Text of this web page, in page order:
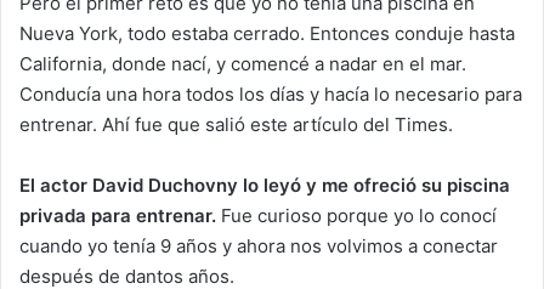
Nueva York, todo estaba cerrado. Entonces conduje hasta
California, donde nací, y comencé a nadar en el mar.
Conducía una hora todos los días y hacía lo necesario para
entrenar. Ahí fue que salió este artículo del Times.
El actor David Duchovny lo leyó y me ofreció su piscina
privada para entrenar. Fue curioso porque yo lo conocí
cuando yo tenía 9 años y ahora nos volvimos a conectar
después de dantos años.